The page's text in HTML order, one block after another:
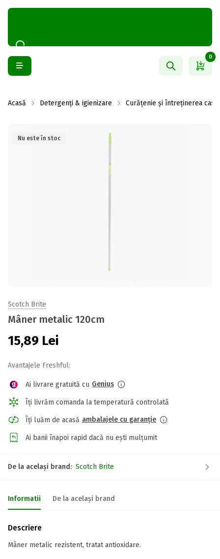
0
Acasă Detergenți & igienizare Curățenie și întreținerea casei
Nu este în stoc
Scotch Brite
Mâner metalic 120cm
15,89 Lei
Avantajele Freshful:
Ai livrare gratuită cu Genius
Îți livrăm comanda la temperatură controlată
Îți luăm de acasă ambalajele cu garanție
Ai banii înapoi rapid dacă nu ești mulțumit
De la același brand: Scotch Brite
Informatii De la același brand
Descriere
Mâner metalic rezistent, tratat antioxidare.